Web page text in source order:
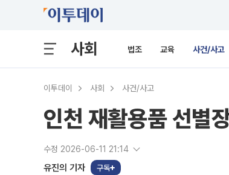
사회 법조 교육 사건/사고
이투데이 사회 사건/사고
인천 재활용품 선별
수정 2026-06-11 21:14
유진의 기자 구독